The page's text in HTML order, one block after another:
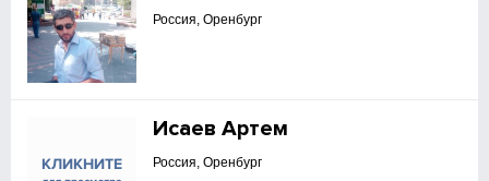
Россия, Оренбург
Исаев Артем
Россия, Оренбург